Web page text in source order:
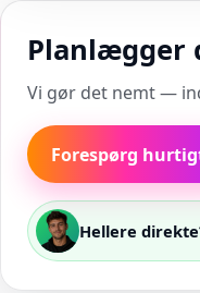
Planlægger
Vi gør det nemt —
Forespørg
Hellere